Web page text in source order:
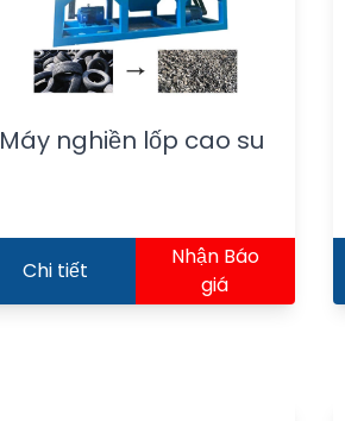
Máy nghiền lốp cao su
Chi tiết
Nhận Báo
giá